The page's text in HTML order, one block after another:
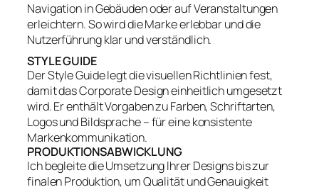
Navigation in Gebäuden oder auf Veranstaltungen
erleichtern. So wird die Marke erlebbar und die
Nutzerführung klar und verständlich.
STYLE GUIDE
Der Style Guide legt die visuellen Richtlinien fest,
damit das Corporate Design einheitlich umgesetzt
wird. Er enthält Vorgaben zu Farben, Schriftarten,
Logos und Bildsprache – für eine konsistente
Markenkommunikation.
PRODUKTIONSABWICKLUNG
Ich begleite die Umsetzung Ihrer Designs bis zur
finalen Produktion, um Qualität und Genauigkeit